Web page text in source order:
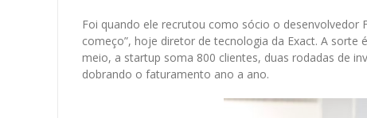
Foi quando ele recrutou como sócio o desenvolvedor
começo”, hoje diretor de tecnologia da Exact. A
meio, a startup soma 800 clientes, duas rodadas de
dobrando o faturamento ano a ano.